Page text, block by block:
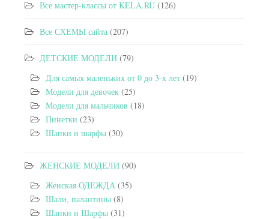
Все мастер-классы от KELA.RU (126)
Все СХЕМЫ сайта (207)
ДЕТСКИЕ МОДЕЛИ (79)
Для самых маленьких от 0 до 3-х лет (19)
Модели для девочек (25)
Модели для мальчиков (18)
Пинетки (23)
Шапки и шарфы (30)
ЖЕНСКИЕ МОДЕЛИ (90)
Женская ОДЕЖДА (35)
Шали, палантины (8)
Шапки и Шарфы (31)